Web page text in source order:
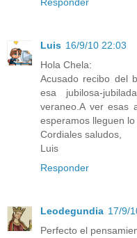
Luis 16/9/10 22:03
Hola Chela:
Acusado recibo del
esa jubilosa-
veraneo.A ver esas
esperamos lleguen lo
Cordiales saludos,
Luis
Responder
Leodegundia 17/9/
Perfecto el